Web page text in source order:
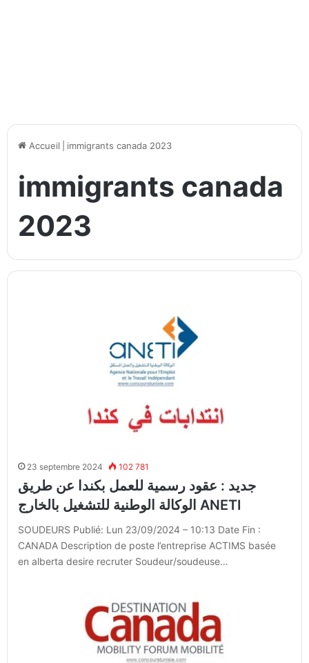
Accueil immigrants canada 2023
immigrants canada
2023
23 septembre 2024 102 781
جديد : عقود رسمية للعمل بكندا عن طريق
الوكالة الوطنية للتشغيل بالخارج ANETI
SOUDEURS Publié: Lun 23/09/2024 – 10:13 Date Fin :
CANADA Description de poste l’entreprise ACTIMS basée
en alberta desire recruter Soudeur/soudeuse…